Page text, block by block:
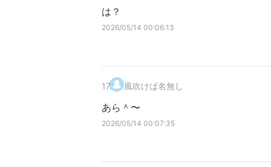
は？
2026/05/14 00:06:13
17. 風吹けば名無し
あら＾〜
2026/05/14 00:07:35